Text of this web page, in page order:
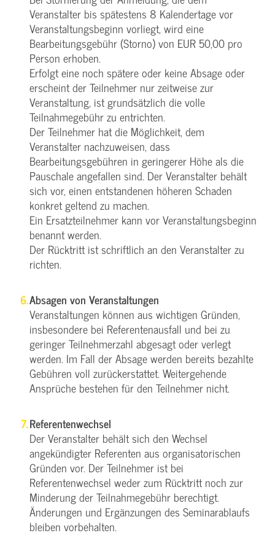
Veranstalter bis spätestens 8 Kalendertage vor
Veranstaltungsbeginn vorliegt, wird eine
Bearbeitungsgebühr (Storno) von EUR 50,00 pro
Person erhoben.
Erfolgt eine noch spätere oder keine Absage oder
erscheint der Teilnehmer nur zeitweise zur
Veranstaltung, ist grundsätzlich die volle
Teilnahmegebühr zu entrichten.
Der Teilnehmer hat die Möglichkeit, dem
Veranstalter nachzuweisen, dass
Bearbeitungsgebühren in geringerer Höhe als die
Pauschale angefallen sind. Der Veranstalter behält
sich vor, einen entstandenen höheren Schaden
konkret geltend zu machen.
Ein Ersatzteilnehmer kann vor Veranstaltungsbeginn
benannt werden.
Der Rücktritt ist schriftlich an den Veranstalter zu
richten.
Absagen von Veranstaltungen
Veranstaltungen können aus wichtigen Gründen,
insbesondere bei Referentenausfall und bei zu
geringer Teilnehmerzahl abgesagt oder verlegt
werden. Im Fall der Absage werden bereits bezahlte
Gebühren voll zurückerstattet. Weitergehende
Ansprüche bestehen für den Teilnehmer nicht.
Referentenwechsel
Der Veranstalter behält sich den Wechsel
angekündigter Referenten aus organisatorischen
Gründen vor. Der Teilnehmer ist bei
Referentenwechsel weder zum Rücktritt noch zur
Minderung der Teilnahmegebühr berechtigt.
Änderungen und Ergänzungen des Seminarablaufs
bleiben vorbehalten.